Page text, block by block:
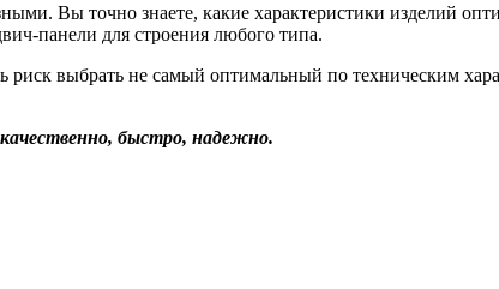
Вы точно знаете, какие характеристики изделий
панели для строения любого типа.
риск выбрать не самый оптимальный по техническим
быстро, надежно.